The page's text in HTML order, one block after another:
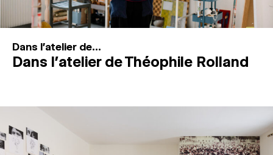
Dans l'atelier de...
Dans l’atelier de Théophile Rolland